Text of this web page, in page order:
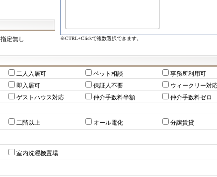
指定無し ※CTRL+Clickで複数選択できます。
二人入居可 ペット相談
事務所利用可
即入居可 保証人不要
ウィークリー対
ゲストハウス対応 仲介手数料半額
仲介手数料ゼロ
二階以上 オール電化 分譲賃貸
室内洗濯機置場